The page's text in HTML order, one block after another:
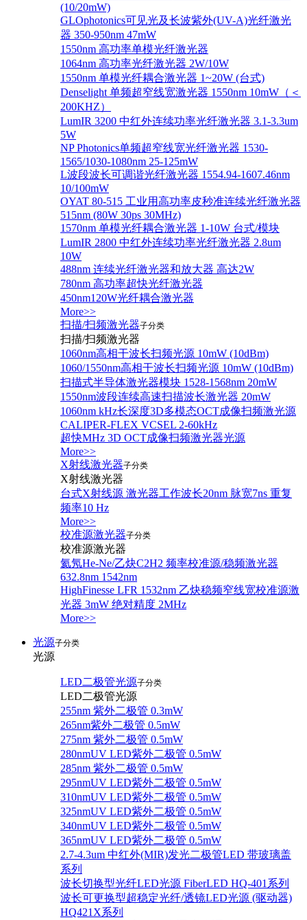
(10/20mW)
GLOphotonics可见光及长波紫外(UV-A)光纤激光
器 350-950nm 47mW
1550nm 高功率单模光纤激光器
1064nm 高功率光纤激光器 2W/10W
1550nm 单模光纤耦合激光器 1~20W (台式)
Denselight 单频超窄线宽激光器 1550nm 10mW（＜
200KHZ）
LumIR 3200 中红外连续功率光纤激光器 3.1-3.3um
5W
NP Photonics单频超窄线宽光纤激光器 1530-
1565/1030-1080nm 25-125mW
L波段波长可调谐光纤激光器 1554.94-1607.46nm
10/100mW
OYAT 80-515 工业用高功率皮秒准连续光纤激光器
515nm (80W 30ps 30MHz)
1570nm 单模光纤耦合激光器 1-10W 台式/模块
LumIR 2800 中红外连续功率光纤激光器 2.8um
10W
488nm 连续光纤激光器和放大器 高达2W
780nm 高功率超快光纤激光器
450nm120W光纤耦合激光器
More>>
扫描/扫频激光器子分类
扫描/扫频激光器
1060nm高相干波长扫频光源 10mW (10dBm)
1060/1550nm高相干波长扫频光源 10mW (10dBm)
扫描式半导体激光器模块 1528-1568nm 20mW
1550nm波段连续高速扫描波长激光器 20mW
1060nm kHz长深度3D多模态OCT成像扫频激光源
CALIPER-FLEX VCSEL 2-60kHz
超快MHz 3D OCT成像扫频激光器光源
More>>
X射线激光器子分类
X射线激光器
台式X射线源 激光器工作波长20nm 脉宽7ns 重复
频率10 Hz
More>>
校准源激光器子分类
校准源激光器
氦氖He-Ne/乙炔C2H2 频率校准源/稳频激光器
632.8nm 1542nm
HighFinesse LFR 1532nm 乙炔稳频窄线宽校准源激
光器 3mW 绝对精度 2MHz
More>>
光源子分类
光源
LED二极管光源子分类
LED二极管光源
255nm 紫外二极管 0.3mW
265nm紫外二极管 0.5mW
275nm 紫外二极管 0.5mW
280nmUV LED紫外二极管 0.5mW
285nm 紫外二极管 0.5mW
295nmUV LED紫外二极管 0.5mW
310nmUV LED紫外二极管 0.5mW
325nmUV LED紫外二极管 0.5mW
340nmUV LED紫外二极管 0.5mW
365nmUV LED紫外二极管 0.5mW
2.7-4.3um 中红外(MIR)发光二极管LED 带玻璃盖
系列
波长切换型光纤LED光源 FiberLED HQ-401系列
波长可更换型超稳定光纤/透镜LED光源 (驱动器)
HQ421X系列